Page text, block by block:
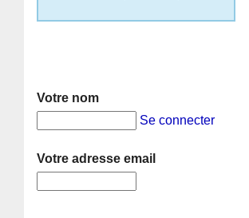
Votre nom
Se connecter
Votre adresse email